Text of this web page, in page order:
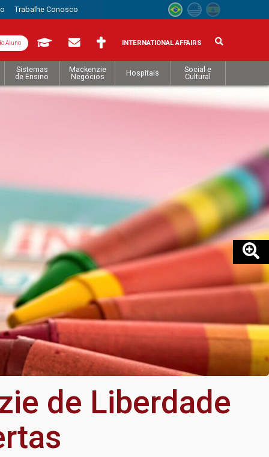
Trabalhe Conosco
Aluno INTERNATIONAL AFFAIRS
Sistemas
de Ensino
Mackenzie
Negócios
Hospitais
Social e
Cultural
de Liberdade